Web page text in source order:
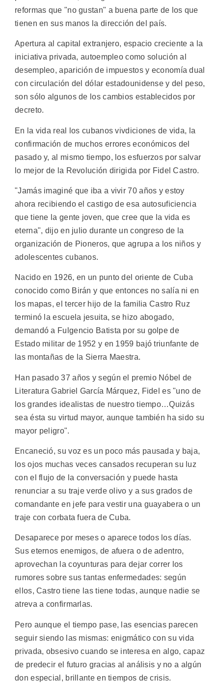
reformas que "no gustan" a buena parte de los que
tienen en sus manos la dirección del país.
Apertura al capital extranjero, espacio creciente a la
iniciativa privada, autoempleo como solución al
desempleo, aparición de impuestos y economía dual
con circulación del dólar estadounidense y del peso,
son sólo algunos de los cambios establecidos por
decreto.
En la vida real los cubanos vivdiciones de vida, la
confirmación de muchos errores económicos del
pasado y, al mismo tiempo, los esfuerzos por salvar
lo mejor de la Revolución dirigida por Fidel Castro.
"Jamás imaginé que iba a vivir 70 años y estoy
ahora recibiendo el castigo de esa autosuficiencia
que tiene la gente joven, que cree que la vida es
eterna", dijo en julio durante un congreso de la
organización de Pioneros, que agrupa a los niños y
adolescentes cubanos.
Nacido en 1926, en un punto del oriente de Cuba
conocido como Birán y que entonces no salía ni en
los mapas, el tercer hijo de la familia Castro Ruz
terminó la escuela jesuita, se hizo abogado,
demandó a Fulgencio Batista por su golpe de
Estado militar de 1952 y en 1959 bajó triunfante de
las montañas de la Sierra Maestra.
Han pasado 37 años y según el premio Nóbel de
Literatura Gabriel García Márquez, Fidel es "uno de
los grandes idealistas de nuestro tiempo…Quizás
sea ésta su virtud mayor, aunque también ha sido su
mayor peligro".
Encaneció, su voz es un poco más pausada y baja,
los ojos muchas veces cansados recuperan su luz
con el flujo de la conversación y puede hasta
renunciar a su traje verde olivo y a sus grados de
comandante en jefe para vestir una guayabera o un
traje con corbata fuera de Cuba.
Desaparece por meses o aparece todos los días.
Sus eternos enemigos, de afuera o de adentro,
aprovechan la coyunturas para dejar correr los
rumores sobre sus tantas enfermedades: según
ellos, Castro tiene las tiene todas, aunque nadie se
atreva a confirmarlas.
Pero aunque el tiempo pase, las esencias parecen
seguir siendo las mismas: enigmático con su vida
privada, obsesivo cuando se interesa en algo, capaz
de predecir el futuro gracias al análisis y no a algún
don especial, brillante en tiempos de crisis.